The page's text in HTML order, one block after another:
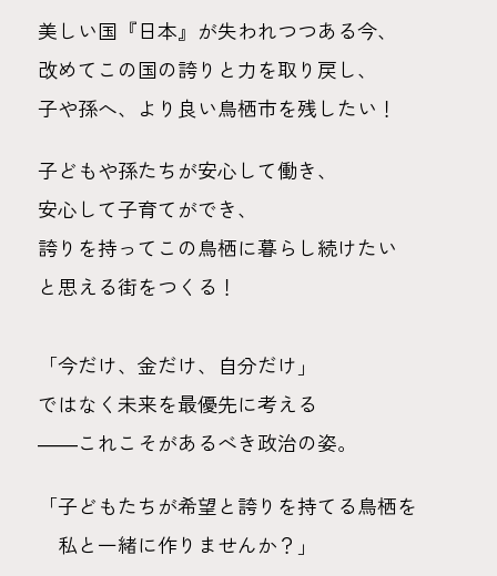
美しい国『日本』が失われつつある今、
改めてこの国の誇りと力を取り戻し、
子や孫へ、より良い鳥栖市を残したい！
子どもや孫たちが安心して働き、
安心して子育てができ、
誇りを持ってこの鳥栖に暮らし続けたい
と思える街をつくる！
「今だけ、金だけ、自分だけ」
ではなく未来を最優先に考える
――これこそがあるべき政治の姿。
「子どもたちが希望と誇りを持てる鳥栖を
私と一緒に作りませんか？」